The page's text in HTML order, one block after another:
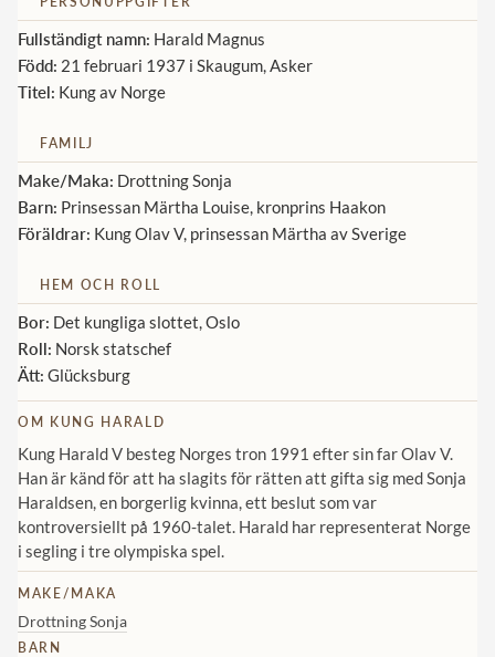
Svenska kungahuset
Brittiska kungahuset
Spanska kungahuset
Nederländska kungahuset
Jordanska kungahuset
Luxemburgska storhertighuset
Marockanska kungahuset
Monacos furstehus
REDAKTION
Fullständigt namn: Harald Magnus
Född: 21 februari 1937 i Skaugum, Asker
Titel: Kung av Norge
FAMILJ
Make/Maka: Drottning Sonja
Barn: Prinsessan Märtha Louise, kronprins Haakon
Föräldrar: Kung Olav V, prinsessan Märtha av Sverige
HEM OCH ROLL
Bor: Det kungliga slottet, Oslo
Roll: Norsk statschef
Ätt: Glücksburg
OM KUNG HARALD
Kung Harald V besteg Norges tron 1991 efter sin far Olav V.
Han är känd för att ha slagits för rätten att gifta sig med Sonja
Haraldsen, en borgerlig kvinna, ett beslut som var
kontroversiellt på 1960-talet. Harald har representerat Norge
i segling i tre olympiska spel.
MAKE/MAKA
Drottning Sonja
BARN